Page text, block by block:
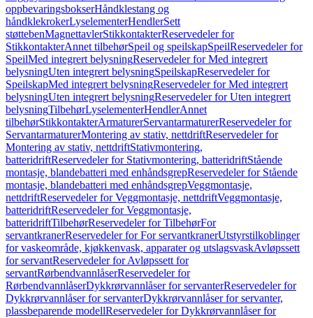
oppbevaringsbokserHåndklestang og
håndklekrokerLyselementerHendlerSett
støttebenMagnettavlerStikkontakterReservedeler for
StikkontakterAnnet tilbehørSpeil og speilskapSpeilReservedeler for
SpeilMed integrert belysningReservedeler for Med integrert
belysningUten integrert belysningSpeilskapReservedeler for
SpeilskapMed integrert belysningReservedeler for Med integrert
belysningUten integrert belysningReservedeler for Uten integrert
belysningTilbehørLyselementerHendlerAnnet
tilbehørStikkontakterArmaturerServantarmaturerReservedeler for
ServantarmaturerMontering av stativ, nettdriftReservedeler for
Montering av stativ, nettdriftStativmontering,
batteridriftReservedeler for Stativmontering, batteridriftStående
montasje, blandebatteri med enhåndsgrepReservedeler for Stående
montasje, blandebatteri med enhåndsgrepVeggmontasje,
nettdriftReservedeler for Veggmontasje, nettdriftVeggmontasje,
batteridriftReservedeler for Veggmontasje,
batteridriftTilbehørReservedeler for TilbehørFor
servantkranerReservedeler for For servantkranerUtstyrstilkoblinger
for vaskeområde, kjøkkenvask, apparater og utslagsvaskAvløpssett
for servantReservedeler for Avløpssett for
servantRørbendvannlåserReservedeler for
RørbendvannlåserDykkrørvannlåser for servanterReservedeler for
Dykkrørvannlåser for servanterDykkrørvannlåser for servanter,
plassbeparende modellReservedeler for Dykkrørvannlåser for